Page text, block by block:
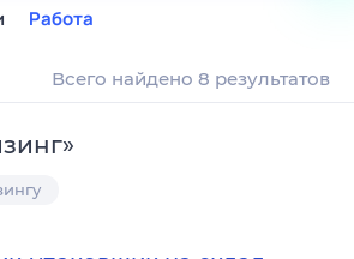
Работа
Всего найдено 8 результатов
»